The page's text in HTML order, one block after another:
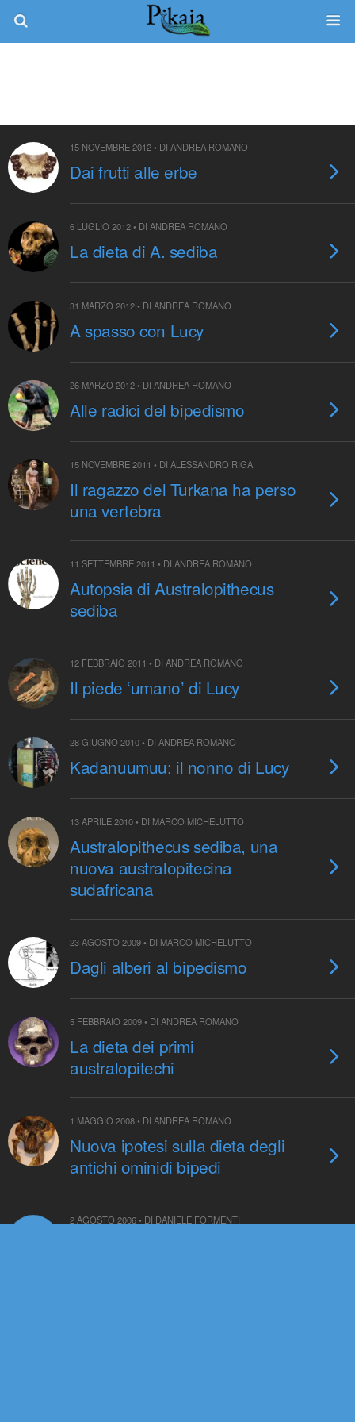
15 NOVEMBRE 2012 • DI ANDREA ROMANO
Dai frutti alle erbe
6 LUGLIO 2012 • DI ANDREA ROMANO
La dieta di A. sediba
31 MARZO 2012 • DI ANDREA ROMANO
A spasso con Lucy
26 MARZO 2012 • DI ANDREA ROMANO
Alle radici del bipedismo
15 NOVEMBRE 2011 • DI ALESSANDRO RIGA
Il ragazzo del Turkana ha perso
una vertebra
11 SETTEMBRE 2011 • DI ANDREA ROMANO
Autopsia di Australopithecus
sediba
12 FEBBRAIO 2011 • DI ANDREA ROMANO
Il piede ‘umano’ di Lucy
28 GIUGNO 2010 • DI ANDREA ROMANO
Kadanuumuu: il nonno di Lucy
13 APRILE 2010 • DI MARCO MICHELUTTO
Australopithecus sediba, una
nuova australopitecina
sudafricana
23 AGOSTO 2009 • DI MARCO MICHELUTTO
Dagli alberi al bipedismo
5 FEBBRAIO 2009 • DI ANDREA ROMANO
La dieta dei primi
australopitechi
1 MAGGIO 2008 • DI ANDREA ROMANO
Nuova ipotesi sulla dieta degli
antichi ominidi bipedi
2 AGOSTO 2006 • DI DANIELE FORMENTI